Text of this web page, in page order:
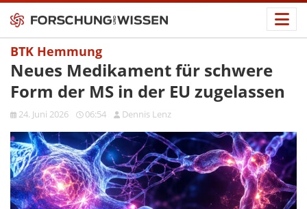
BTK Hemmung
Neues Medikament für schwere
Form der MS in der EU zugelassen
24. Juni 2026 06:54 Dennis Lenz